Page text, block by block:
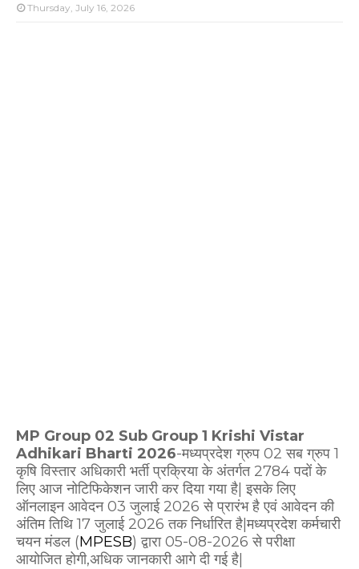
Thursday, July 16, 2026
MP Group 02 Sub Group 1 Krishi Vistar
Adhikari Bharti 2026-मध्यप्रदेश ग्रुप 02 सब ग्रुप 1
कृषि विस्तार अधिकारी भर्ती प्रक्रिया के अंतर्गत 2784 पदों के
लिए आज नोटिफिकेशन जारी कर दिया गया है| इसके लिए
ऑनलाइन आवेदन 03 जुलाई 2026 से प्रारंभ है एवं आवेदन की
अंतिम तिथि 17 जुलाई 2026 तक निर्धारित है|मध्यप्रदेश कर्मचारी
चयन मंडल (MPESB) द्वारा 05-08-2026 से परीक्षा
आयोजित होगी,अधिक जानकारी आगे दी गई है|